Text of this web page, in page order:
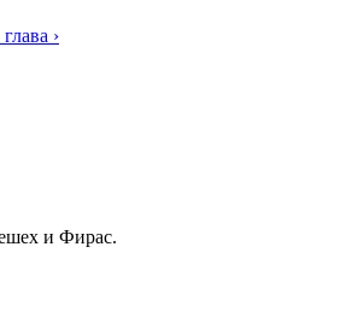
глава ›
и Фирас.